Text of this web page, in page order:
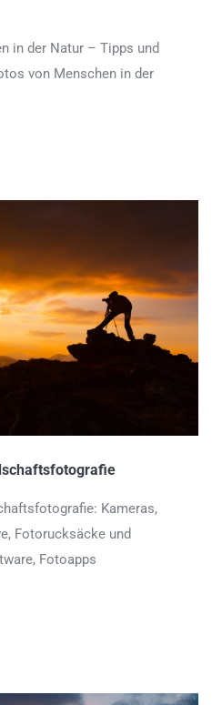
in der Natur – Tipps und
von Menschen in der
Kameras,
Fotorucksäcke und
Fotoapps